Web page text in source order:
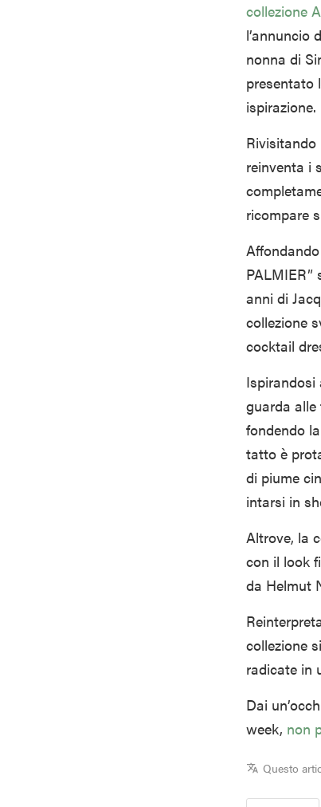
collezione
l’annuncio
nonna di
presentato
ispirazione.
Rivisitando
reinventa i
ricompare
anni di
collezione
cocktail
Ispirandosi
guarda alle
fondendo
tatto è
di piume
intarsi in
Altrove, la
con il look
da Helmut
collezione
radicate in
Dai
week, non
Questo